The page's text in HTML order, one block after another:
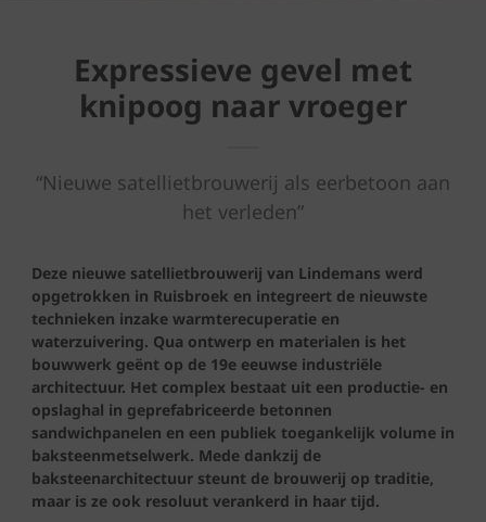
Expressieve gevel met
knipoog naar vroeger
“Nieuwe satellietbrouwerij als eerbetoon aan
het verleden”
Deze nieuwe satellietbrouwerij van Lindemans werd
opgetrokken in Ruisbroek en integreert de nieuwste
technieken inzake warmterecuperatie en
waterzuivering. Qua ontwerp en materialen is het
bouwwerk geënt op de 19e eeuwse industriële
architectuur. Het complex bestaat uit een productie- en
opslaghal in geprefabriceerde betonnen
sandwichpanelen en een publiek toegankelijk volume in
baksteenmetselwerk. Mede dankzij de
baksteenarchitectuur steunt de brouwerij op traditie,
maar is ze ook resoluut verankerd in haar tijd.